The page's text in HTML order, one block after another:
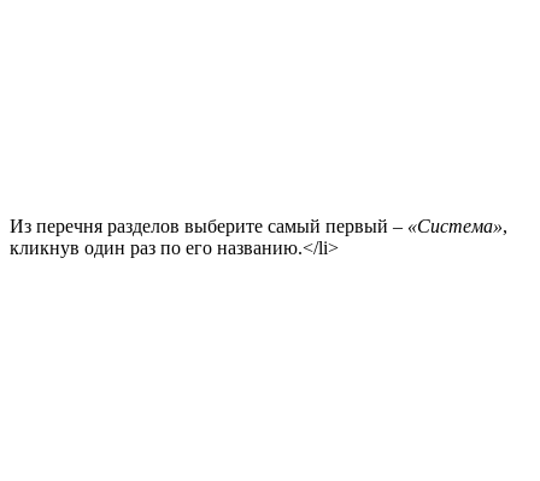
Из перечня разделов выберите самый первый – «Система»,
кликнув один раз по его названию.</li>